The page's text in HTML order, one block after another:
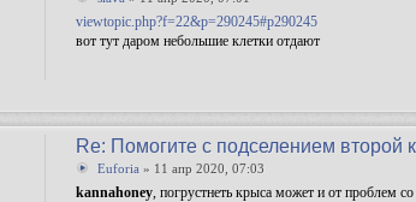
viewtopic.php?f=22&p=290245#p290245
вот тут даром небольшие клетки отдают
Re: Помогите с подселением второй
Euforia » 11 апр 2020, 07:03
kannahoney, погрустнеть крыса может и от проблем